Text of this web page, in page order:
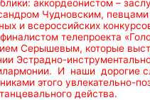
аккордеонистом –
Чудновским, певцами
и всероссийских
телепроекта
Серышевым, которые
Эстрадно-
И наши дорогие
этого увлекательно-
действа.